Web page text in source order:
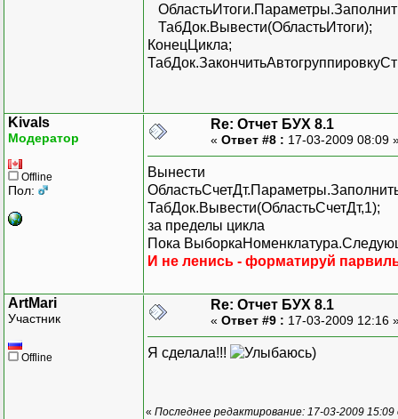
ТабДок.Вывести(ОбластьИтоги);
КонецЦикла;
Kivals
Модератор
Offline
Пол:
Re: Отчет БУХ 8.1
« Ответ #8 : 17-03-2009 08:09
Вынести
ТабДок.Вывести(ОбластьСчетДт,1);
за пределы цикла
Пока
И не ленись - форматируй
ArtMari
Участник
Offline
Re: Отчет БУХ 8.1
« Ответ #9 : 17-03-2009 12:16
Я сделала!!! )
« Последнее редактирование: 17-03-2009 15:09